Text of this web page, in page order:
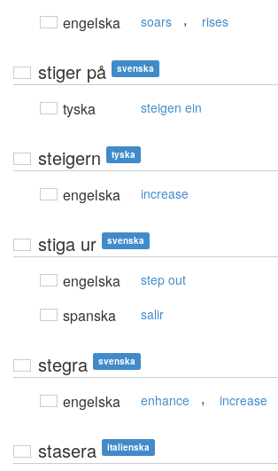
engelska soars , rises
stiger på svenska
tyska steigen ein
steigern tyska
engelska increase
stiga ur svenska
engelska step out
spanska salir
stegra svenska
engelska enhance , increase
stasera italienska